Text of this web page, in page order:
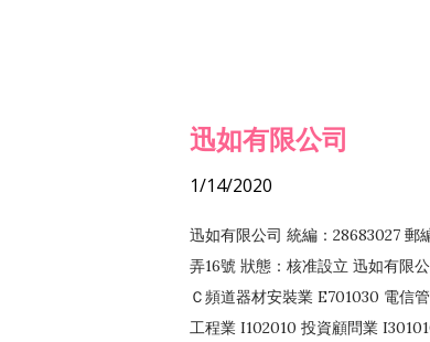
迅如有限公司
1/14/2020
迅如有限公司 統編：28683027 郵
弄16號 狀態：核准設立 迅如有限
Ｃ頻道器材安裝業 E701030 電信
工程業 I102010 投資顧問業